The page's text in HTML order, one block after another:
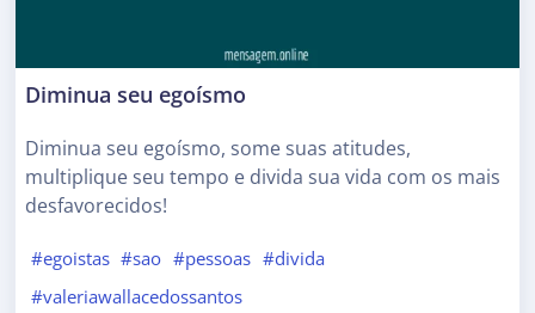
Diminua seu egoísmo
Diminua seu egoísmo, some suas atitudes,
multiplique seu tempo e divida sua vida com os mais
desfavorecidos!
#egoistas #sao #pessoas #divida
#valeriawallacedossantos